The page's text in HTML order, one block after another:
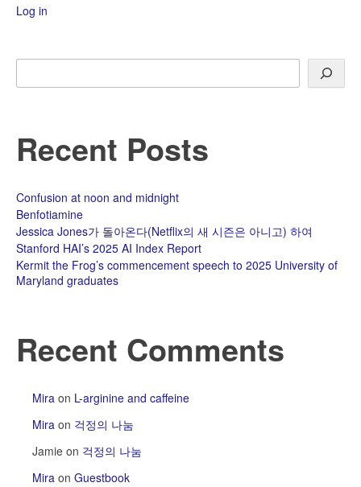
Log in
Search
Recent Posts
Confusion at noon and midnight
Benfotiamine
Jessica Jones가 돌아온다(Netflix의 새 시즌은 아니고) 하여
Stanford HAI’s 2025 AI Index Report
Kermit the Frog’s commencement speech to 2025 University of
Maryland graduates
Recent Comments
Mira on L-arginine and caffeine
Mira on 걱정의 나눔
Jamie on 걱정의 나눔
Mira on Guestbook